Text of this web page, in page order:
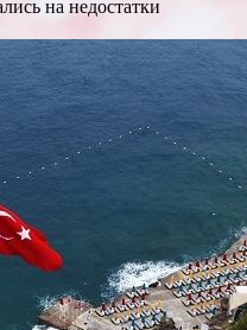
на недостатки